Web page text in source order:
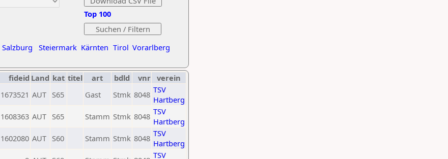
Salzburg Steiermark Kärnten Tirol Vorarlberg
Top 100
fideid Land kat titel art bdld vnr verein
1673521 AUT S65 Gast Stmk 8048 TSV
Hartberg
1608363 AUT S65 Stamm Stmk 8048 TSV
Hartberg
1602080 AUT S60 Stamm Stmk 8048 TSV
Hartberg
TSV